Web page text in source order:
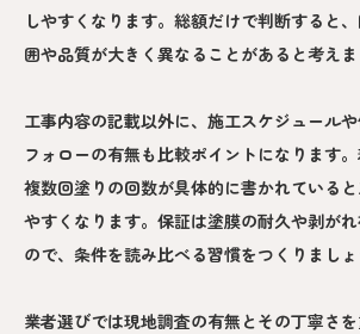
しやすくなります。総額だけで判断すると
囲や品質が大きく異なることがあると考えま
工事内容の記載以外に、施工スケジュール
フォローの有無も比較ポイントになります。
複数回塗りの回数が具体的に書かれている
やすくなります。保証は塗膜の耐久や剥が
ので、条件を読み比べる習慣をつくりましょ
業者選びでは現地調査の有無とその丁寧さ